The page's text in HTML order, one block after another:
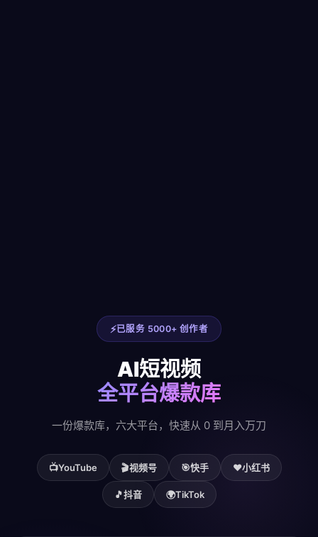
已服务 5000+ 创作者
AI短视频
全平台爆款库
一份爆款库，六大平台，快速从 0 到月入万刀
📺YouTube 🎬视频号 🎯快手 ❤️小红书
🎵抖音 🌍TikTok